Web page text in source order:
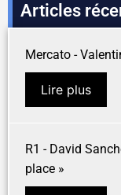
Articles
Mercato -
Lire plus
R1 - David
place »